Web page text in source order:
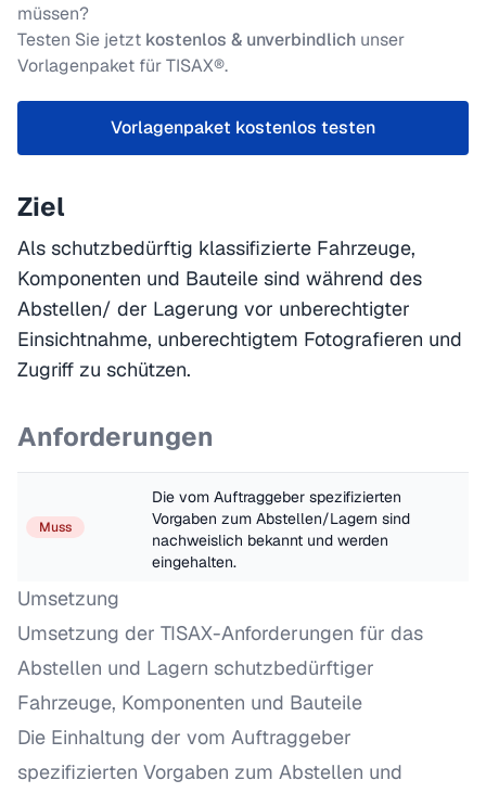
müssen?
Testen Sie jetzt kostenlos & unverbindlich unser
Vorlagenpaket für TISAX®.
Vorlagenpaket kostenlos testen
Ziel
Als schutzbedürftig klassifizierte Fahrzeuge,
Komponenten und Bauteile sind während des
Abstellen/ der Lagerung vor unberechtigter
Einsichtnahme, unberechtigtem Fotografieren und
Zugriff zu schützen.
Anforderungen
Muss
Die vom Auftraggeber spezifizierten
Vorgaben zum Abstellen/Lagern sind
nachweislich bekannt und werden
eingehalten.
Umsetzung
Umsetzung der TISAX-Anforderungen für das
Abstellen und Lagern schutzbedürftiger
Fahrzeuge, Komponenten und Bauteile
Die Einhaltung der vom Auftraggeber
spezifizierten Vorgaben zum Abstellen und